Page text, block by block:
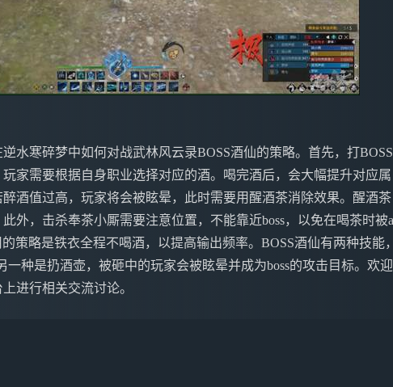
水寒碎梦中如何对战武林风云录BOSS酒仙的策略。首先，打BOSS
家需要根据自身职业选择对应的酒。喝完酒后，会大幅提升对应属
酒值过高，玩家将会被眩晕，此时需要用醒酒茶消除效果。醒酒茶
外，击杀奉茶小厮需要注意位置，不能靠近boss，以免在喝茶时被a
策略是铁衣全程不喝酒，以提高输出频率。BOSS酒仙有两种技能，
一种是扔酒壶，被砸中的玩家会被眩晕并成为boss的攻击目标。欢迎
进行相关交流讨论。